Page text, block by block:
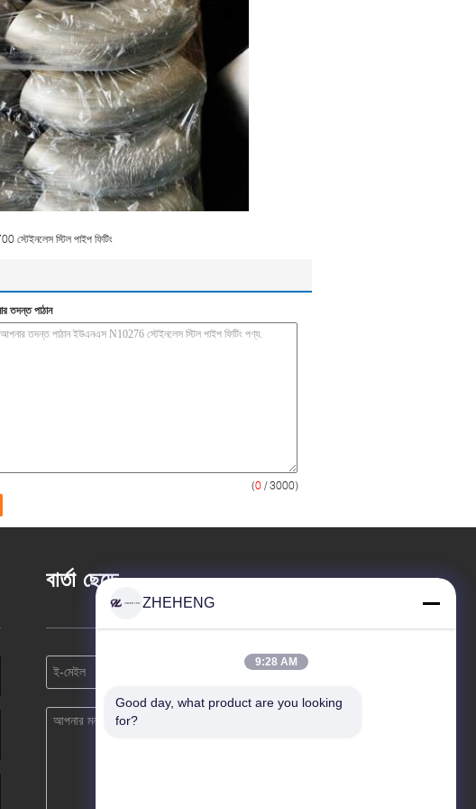
স্টেইনলেস স্টিল পাইপ ফিটিং
তদন্ত পাঠান
(0 / 3000)
বার্তা ছেড়ে
ZHEHENG
9:28 AM
Good day, what product are you looking
for?